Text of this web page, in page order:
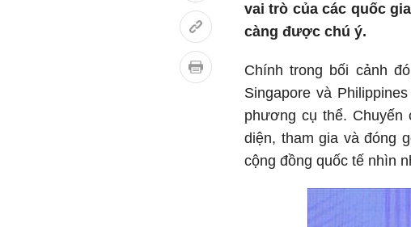
vai trò của các quốc
càng được chú ý.
Chính trong bối cảnh
Singapore và
phương cụ thể. Chuyến
diện, tham gia và đóng
cộng đồng quốc tế nhìn